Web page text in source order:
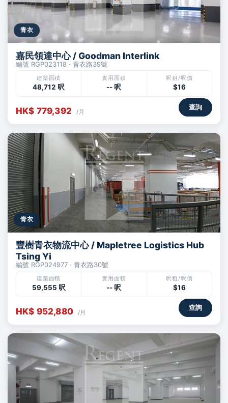
青衣
嘉民領達中心 / Goodman Interlink
編號 RGP023118 · 青衣路39號
建築面積
48,712 呎
實用面積
-- 呎
呎租/呎價
$16
HK$ 779,392 /月
查詢
青衣
豐樹青衣物流中心 / Mapletree Logistics Hub
Tsing Yi
編號 RGP024977 · 青衣路30號
建築面積
59,555 呎
實用面積
-- 呎
呎租/呎價
$16
HK$ 952,880 /月
查詢